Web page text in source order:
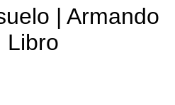
| Armando
Libro